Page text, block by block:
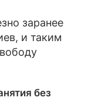
заранее
и таким
без